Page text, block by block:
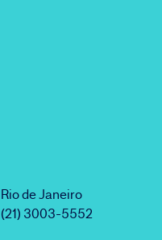
Rio de Janeiro
(21) 3003-5552